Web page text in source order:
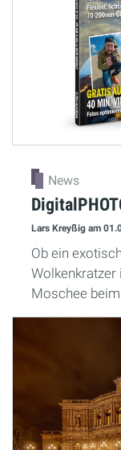
News
Lars Kreyßig am
Ob ein
Wolkenkratzer
Moschee